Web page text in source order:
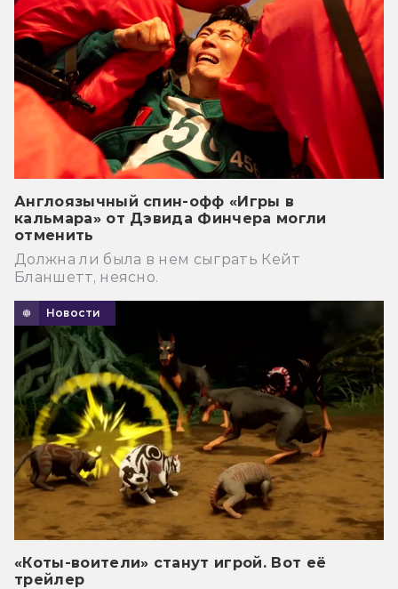
Англоязычный спин-офф «Игры в
кальмара» от Дэвида Финчера могли
отменить
Должна ли была в нем сыграть Кейт
Бланшетт, неясно.
Новости
«Коты-воители» станут игрой. Вот её
трейлер